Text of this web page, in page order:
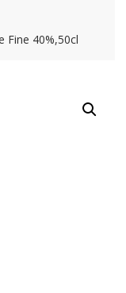
Fine 40%,50cl